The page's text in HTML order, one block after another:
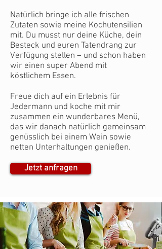
Natürlich bringe ich alle frischen
Zutaten sowie meine Kochutensilien
mit. Du musst nur deine Küche, dein
Besteck und euren Tatendrang zur
Verfügung stellen – und schon haben
wir einen super Abend mit
köstlichem Essen.
Freue dich auf ein Erlebnis für
Jedermann und koche mit mir
zusammen ein wunderbares Menü,
das wir danach natürlich gemeinsam
genüsslich bei einem Wein sowie
netten Unterhaltungen genießen.
Jetzt anfragen